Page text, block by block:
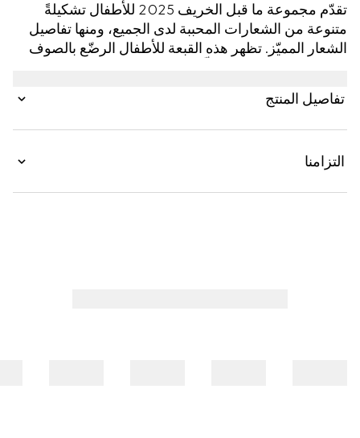
تقدّم مجموعة ما قبل الخريف 2025 للأطفال تشكيلةً
متنوعة من الشعارات المحببة لدى الجميع، ومنها تفاصيل
الشعار المميّز. تظهر هذه القبعة للأطفال الرضّع بالصوف
تفاصيل المنتج
التزامنا